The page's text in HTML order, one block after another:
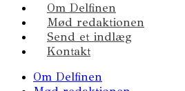
Om Delfinen
Mød redaktionen
Send et indlæg
Kontakt
Om Delfinen